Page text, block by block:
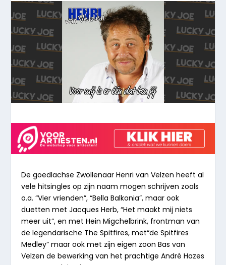
De goedlachse Zwollenaar Henri van Velzen heeft al
vele hitsingles op zijn naam mogen schrijven zoals
o.a. “Vier vrienden”, “Bella Balkonia”, maar ook
duetten met Jacques Herb, “Het maakt mij niets
meer uit”,en met Hein Migchelbrink, frontman van
de legendarische The Spitfires, met“de Spitfires
Medley” maar ook met zijn eigen zoon Bas van
Velzen de bewerking van het prachtige André Hazes